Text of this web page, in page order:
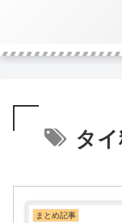
タ
まとめ記事